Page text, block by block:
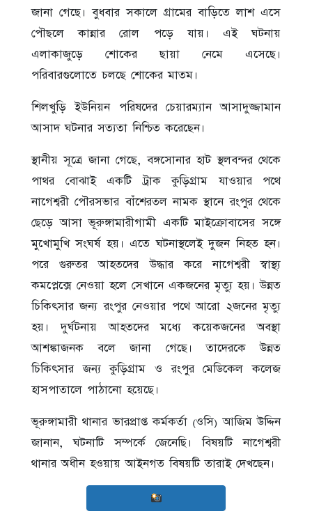
জানা গেছে। বুধবার সকালে গ্রামের বাড়িতে লাশ এসে
পৌছলে কান্নার রোল পড়ে যায়। এই ঘটনায়
এলাকাজুড়ে শোকের ছায়া নেমে এসেছে।
পরিবারগুলোতে চলছে শোকের মাতম।
শিলখুড়ি ইউনিয়ন পরিষদের চেয়ারম্যান আসাদুজ্জামান
আসাদ ঘটনার সত‍্যতা নিশ্চিত করেছেন।
স্থানীয় সূত্রে জানা গেছে, বঙ্গসোনার হাট স্থলবন্দর থেকে
পাথর বোঝাই একটি ট্রাক কুড়িগ্রাম যাওয়ার পথে
নাগেশ্বরী পৌরসভার বাঁশেরতল নামক স্থানে রংপুর থেকে
ছেড়ে আসা ভূরুঙ্গামারীগামী একটি মাইক্রোবাসের সঙ্গে
মুখোমুখি সংঘর্ষ হয়। এতে ঘটনাস্থলেই দুজন নিহত হন।
পরে গুরুতর আহতদের উদ্ধার করে নাগেশ্বরী স্বাস্থ্য
কমপ্লেক্সে নেওয়া হলে সেখানে একজনের মৃত্যু হয়। উন্নত
চিকিৎসার জন‍্য রংপুর নেওয়ার পথে আরো ২জনের মৃত্যু
হয়। দুর্ঘটনায় আহতদের মধ্যে কয়েকজনের অবস্থা
আশঙ্কাজনক বলে জানা গেছে। তাদেরকে উন্নত
চিকিৎসার জন্য কুড়িগ্রাম ও রংপুর মেডিকেল কলেজ
হাসপাতালে পাঠানো হয়েছে।
ভূরুঙ্গামারী থানার ভারপ্রাপ্ত কর্মকর্তা (ওসি) আজিম উদ্দিন
জানান, ঘটনাটি সম্পর্কে জেনেছি। বিষয়টি নাগেশ্বরী
থানার অধীন হওয়ায় আইনগত বিষয়টি তারাই দেখছেন।